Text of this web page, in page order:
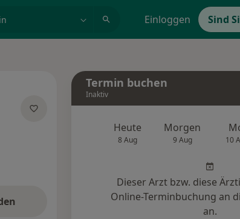
Einloggen Sind
Termin buchen
Inaktiv
Heute
8 Aug
Morgen
9 Aug 10
Dieser Arzt bzw. diese
Online-Terminbuchung an
an.